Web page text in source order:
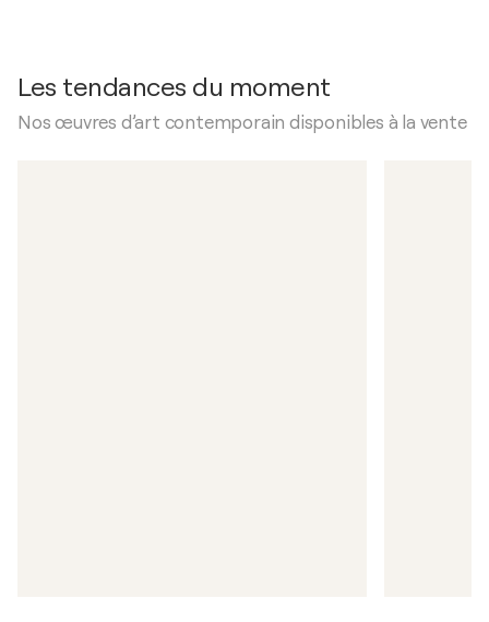
Les tendances du moment
Nos œuvres d’art contemporain disponibles à la vente